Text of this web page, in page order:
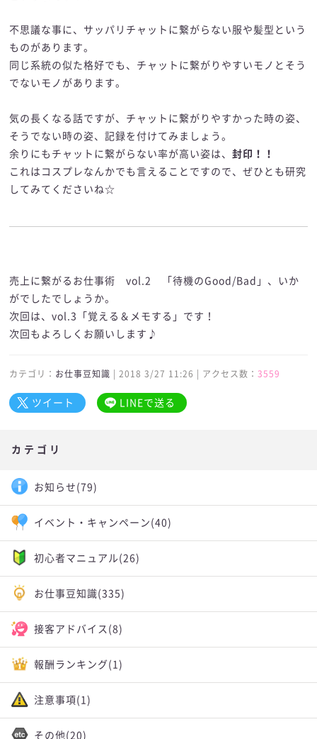
不思議な事に、サッパリチャットに繋がらない服や髪型という
ものがあります。
同じ系統の似た格好でも、チャットに繋がりやすいモノとそう
でないモノがあります。
気の長くなる話ですが、チャットに繋がりやすかった時の姿、
そうでない時の姿、記録を付けてみましょう。
余りにもチャットに繋がらない率が高い姿は、封印！！
これはコスプレなんかでも言えることですので、ぜひとも研究
してみてくださいね☆
売上に繋がるお仕事術 vol.2 「待機のGood/Bad」、いか
がでしたでしょうか。
次回は、vol.3「覚える＆メモする」です！
次回もよろしくお願いします♪
カテゴリ： お仕事豆知識 | 2018 3/27 11:26 | アクセス数： 3559
ツイート LINEで送る
カテゴリ
お知らせ (79)
イベント・キャンペーン (40)
初心者マニュアル(26)
お仕事豆知識(335)
接客アドバイス (8)
報酬ランキング (1)
注意事項(1)
その他 (20)